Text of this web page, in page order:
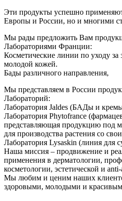
Эти продукты успешно
Европы и России, но и многими
Мы рады предложить Вам
Лабораториями Франции:
Косметические линии по уходу
молодой кожей.
Бады различного направления,
Мы представляем в России
Лабораторий:
Лаборатория Jaldes (БАДы и
Лаборатория Phytofrance
представляющая продукцию под
для производства растения со
Лаборатория Lysaskin (линия для
Наша миссия – продвижение и
применения в дерматологии,
косметологии, эстетической и
Мы любим и ценим наших
здоровыми, молодыми и